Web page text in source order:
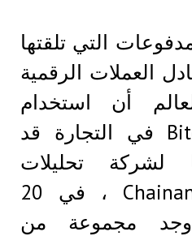
التي تلقتها
تبادل العملات الرقمية
أن استخدام
(Bitcoin Cash (BCH في التجارة قد
تحليلات
البلوكشين Chainanalysis ، في 20
مجموعة من